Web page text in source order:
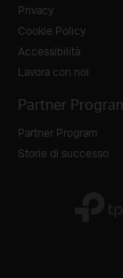
Privacy
Cookie Policy
Accessibilità
Lavora con noi
Partner
Partner Program
Storie di successo